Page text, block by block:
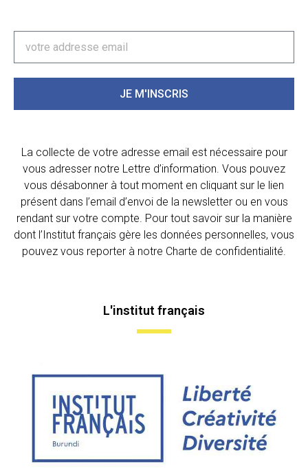
JE M'INSCRIS
La collecte de votre adresse email est nécessaire pour
vous adresser notre Lettre d’information. Vous pouvez
vous désabonner à tout moment en cliquant sur le lien
présent dans l’email d’envoi de la newsletter ou en vous
rendant sur votre compte. Pour tout savoir sur la manière
dont l’Institut français gère les données personnelles, vous
pouvez vous reporter à notre Charte de confidentialité.
L'institut français